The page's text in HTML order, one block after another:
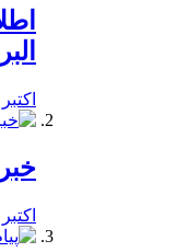
اکتبر 22, 2019
اکتبر 19, 2019